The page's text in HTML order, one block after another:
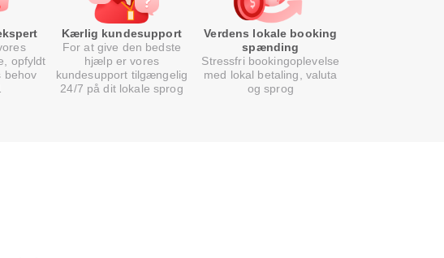
opfyldt
behov
Kærlig kundesupport
For at give den bedste
hjælp er vores
kundesupport tilgængelig
24/7 på dit lokale sprog
Verdens lokale booking
spænding
Stressfri bookingoplevelse
med lokal betaling, valuta
og sprog